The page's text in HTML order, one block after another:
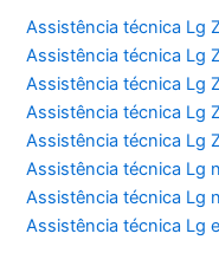
Assistência técnica Lg
Assistência técnica Lg
Assistência técnica Lg
Assistência técnica Lg
Assistência técnica Lg
Assistência técnica Lg
Assistência técnica Lg
Assistência técnica Lg